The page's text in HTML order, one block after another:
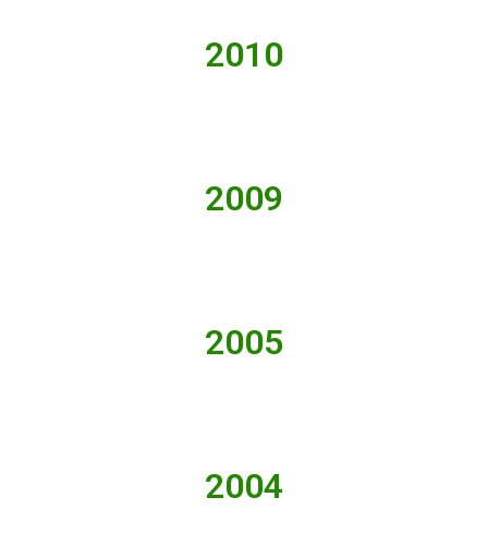
2010
2009
2005
2004